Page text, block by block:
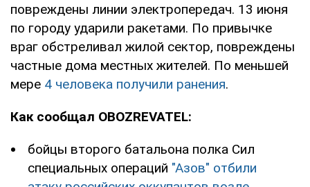
повреждены линии электропередач. 13 июня
по городу ударили ракетами. По привычке
враг обстреливал жилой сектор, повреждены
частные дома местных жителей. По меньшей
мере 4 человека получили ранения.
Как сообщал OBOZREVATEL:
бойцы второго батальона полка Сил
специальных операций "Азов" отбили